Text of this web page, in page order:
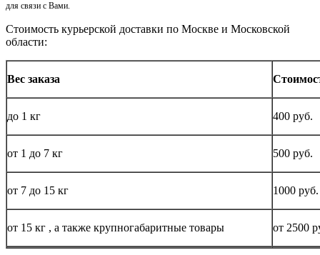
для связи с Вами.
Стоимость курьерской доставки по Москве и Московской
области:
Вес заказа
до 1 кг 400 руб.
от 1 до 7 кг 500 руб.
от 7 до 15 кг 1000 руб.
от 15 кг , а также крупногабаритные товары от 2500